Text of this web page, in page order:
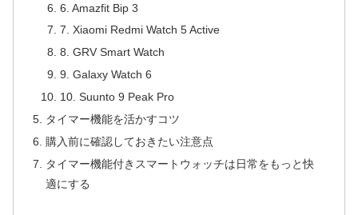
6. Amazfit Bip 3
7. Xiaomi Redmi Watch 5 Active
8. GRV Smart Watch
9. Galaxy Watch 6
10. Suunto 9 Peak Pro
タイマー機能を活かすコツ
購入前に確認しておきたい注意点
タイマー機能付きスマートウォッチは日常をもっと快
適にする